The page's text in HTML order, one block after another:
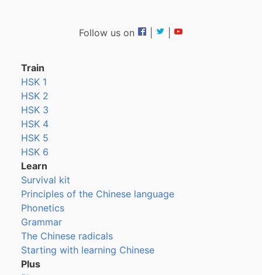
Follow us on
Train
HSK 1
HSK 2
HSK 3
HSK 4
HSK 5
HSK 6
Learn
Survival kit
Principles of the Chinese language
Phonetics
Grammar
The Chinese radicals
Starting with learning Chinese
Plus